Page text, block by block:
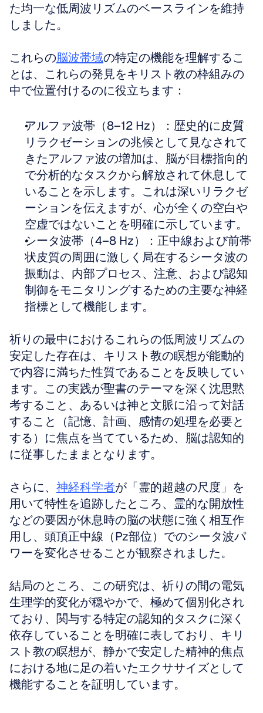
た均一な低周波リズムのベースラインを維持
しました。
これらの脳波帯域の特定の機能を理解するこ
とは、これらの発見をキリスト教の枠組みの
中で位置付けるのに役立ちます：
アルファ波帯（8–12 Hz）：歴史的に皮質
リラクゼーションの兆候として見なされて
きたアルファ波の増加は、脳が目標指向的
で分析的なタスクから解放されて休息して
いることを示します。これは深いリラクゼ
ーションを伝えますが、心が全くの空白や
空虚ではないことを明確に示しています。
シータ波帯（4–8 Hz）：正中線および前帯
状皮質の周囲に激しく局在するシータ波の
振動は、内部プロセス、注意、および認知
制御をモニタリングするための主要な神経
指標として機能します。
祈りの最中におけるこれらの低周波リズムの
安定した存在は、キリスト教の瞑想が能動的
で内容に満ちた性質であることを反映してい
ます。この実践が聖書のテーマを深く沈思黙
考すること、あるいは神と文脈に沿って対話
すること（記憶、計画、感情の処理を必要と
する）に焦点を当てているため、脳は認知的
に従事したままとなります。
さらに、 神経科学者が「霊的超越の尺度」を
用いて特性を追跡したところ、霊的な開放性
などの要因が休息時の脳の状態に強く相互作
用し、頭頂正中線（Pz部位）でのシータ波パ
ワーを変化させることが観察されました。
結局のところ、この研究は、祈りの間の電気
生理学的変化が穏やかで、極めて個別化され
ており、関与する特定の認知的タスクに深く
依存していることを明確に表しており、キリ
スト教の瞑想が、静かで安定した精神的焦点
における地に足の着いたエクササイズとして
機能することを証明しています。